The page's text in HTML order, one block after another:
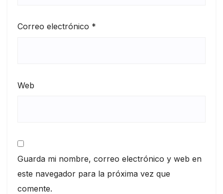
Correo electrónico *
Web
Guarda mi nombre, correo electrónico y web en
este navegador para la próxima vez que
comente.